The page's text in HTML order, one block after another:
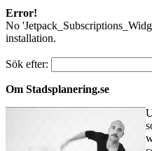
Error!
No
installation.
Sök efter:
Om Stadsplanering.se